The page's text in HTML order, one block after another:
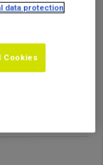
la sua
offre ai
di
data protection
Cookies